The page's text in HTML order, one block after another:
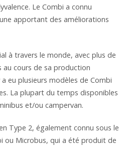
Le Combi a connu
apportant des améliorations
à travers le monde, avec plus de
au cours de sa production
eu plusieurs modèles de Combi
La plupart du temps disponibles
et/ou campervan.
Type 2, également connu sous le
ou Microbus, qui a été produit de